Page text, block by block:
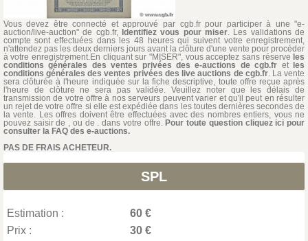
Vous devez être connecté et approuvé par cgb.fr pour participer à une "e-
auction/live-auction" de cgb.fr, Identifiez vous pour miser . Les validations de
compte sont effectuées dans les 48 heures qui suivent votre enregistrement,
n'attendez pas les deux derniers jours avant la clôture d'une vente pour procéder
à votre enregistrement.En cliquant sur "MISER", vous acceptez sans réserve les
conditions générales des ventes privées des e-auctions de cgb.fr et les
conditions générales des ventes privées des live auctions de cgb.fr. La vente
sera clôturée à l'heure indiquée sur la fiche descriptive, toute offre reçue après
l'heure de clôture ne sera pas validée. Veuillez noter que les délais de
transmission de votre offre à nos serveurs peuvent varier et qu'il peut en résulter
un rejet de votre offre si elle est expédiée dans les toutes dernières secondes de
la vente. Les offres doivent être effectuées avec des nombres entiers, vous ne
pouvez saisir de , ou de . dans votre offre.Pour toute question cliquez ici pour
consulter la FAQ des e-auctions.
PAS DE FRAIS ACHETEUR.
SPL
Estimation :
60 €
Prix :
30 €